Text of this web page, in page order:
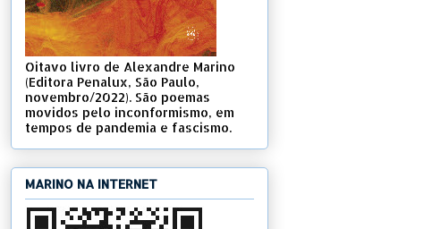
Oitavo livro de Alexandre Marino
(Editora Penalux, São Paulo,
novembro/2022). São poemas
movidos pelo inconformismo, em
tempos de pandemia e fascismo.
MARINO NA INTERNET